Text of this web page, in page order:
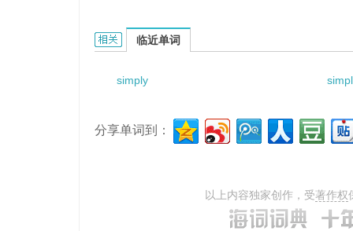
simply supported circular plate的相关资料：
临近单词
simply
分享单词到：
以上内容独家创作，受著作权